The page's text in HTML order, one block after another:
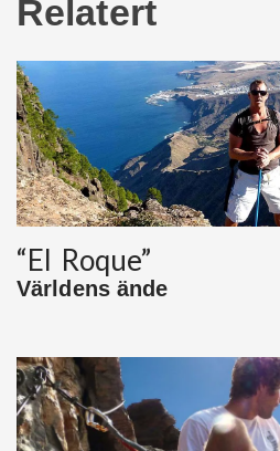
Relatert
“El Roque”
Världens ände